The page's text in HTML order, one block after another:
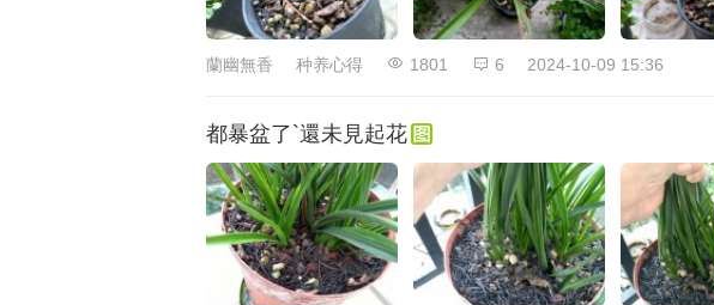
蘭幽無香 种养心得 1801 6 2024-10-09 15:36
都暴盆了`還未見起花